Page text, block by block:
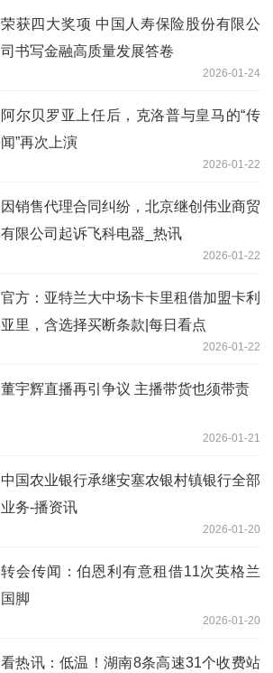
荣获四大奖项 中国人寿保险股份有限公
司书写金融高质量发展答卷
2026-01-24
阿尔贝罗亚上任后，克洛普与皇马的“传
闻”再次上演
2026-01-22
因销售代理合同纠纷，北京继创伟业商贸
有限公司起诉飞科电器_热讯
2026-01-22
官方：亚特兰大中场卡卡里租借加盟卡利
亚里，含选择买断条款|每日看点
2026-01-22
董宇辉直播再引争议 主播带货也须带责
2026-01-21
中国农业银行承继安塞农银村镇银行全部
业务-播资讯
2026-01-20
转会传闻：伯恩利有意租借11次英格兰
国脚
2026-01-20
看热讯：低温！湖南8条高速31个收费站